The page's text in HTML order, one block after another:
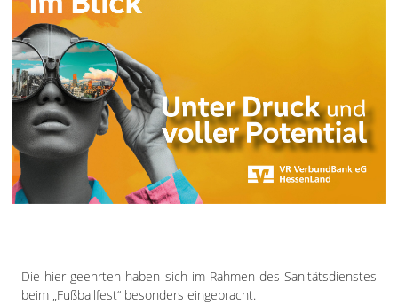
Die hier geehrten haben sich im Rahmen des Sanitätsdienstes
beim „Fußballfest“ besonders eingebracht.